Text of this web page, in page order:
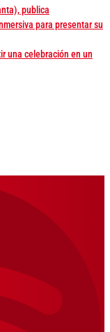
publica
para presentar su
una celebración en un